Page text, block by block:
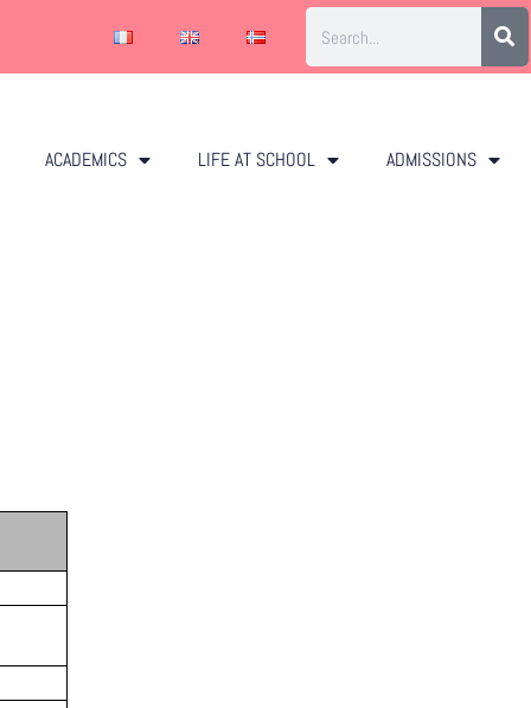
ACADEMICS LIFE AT SCHOOL ADMISSIONS